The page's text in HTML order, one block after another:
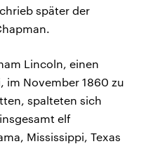
später der
Lincoln, einen
im November 1860 zu
spalteten sich
elf
Mississippi, Texas